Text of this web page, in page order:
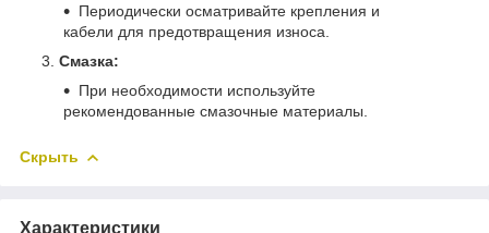
Периодически осматривайте крепления и
кабели для предотвращения износа.
Смазка:
При необходимости используйте
рекомендованные смазочные материалы.
Скрыть
Характеристики